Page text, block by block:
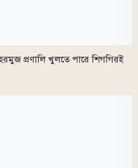
প্রণালি খুলতে পারে শিগগিরই